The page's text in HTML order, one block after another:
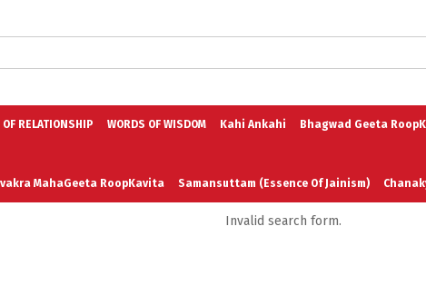
RELATIONSHIP WORDS OF WISDOM Kahi Ankahi Bhagwad Geeta
MahaGeeta RoopKavita Samansuttam (Essence Of Jainism)
Invalid search form.